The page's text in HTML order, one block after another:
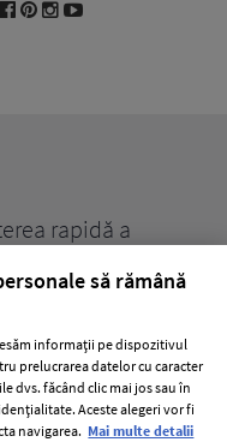
rapidă a
să rămână
informații pe dispozitivul
prelucrarea datelor cu caracter
dvs. făcând clic mai jos sau în
Aceste alegeri vor fi
navigarea. Mai multe detalii